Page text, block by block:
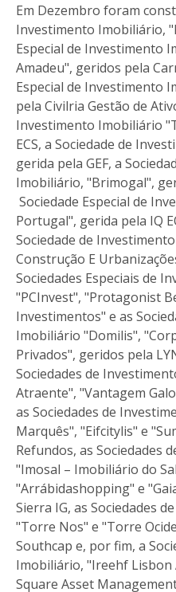
Em Dezembro foram
Investimento Imobiliário,
Especial de Investimento
Amadeu", geridos pela
Especial de Investimento
pela Civilria Gestão de
Investimento Imobiliário
ECS, a Sociedade de
gerida pela GEF, a
Imobiliário, "Brimogal",
Sociedade Especial de
Portugal", gerida pela IQ
Sociedade de
Construção E
Sociedades Especiais de
"PCInvest", "Protagonist
Investimentos" e as
Imobiliário "Domilis",
Privados", geridos pela
Sociedades de
Atraente", "Vantagem
as Sociedades de
Marquês", "Eifcitylis" e
Refundos, as Sociedades
"Imosal – Imobiliário do
"Arrábidashopping" e
Sierra IG, as Sociedades
"Torre Nos" e "Torre
Southcap e, por fim, a
Imobiliário, "Ireehf Lisbon
Square Asset